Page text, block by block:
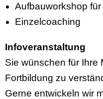
Aufbauworkshop
Einzelcoaching
Infoveranstaltung
Sie wünschen für Ihre
Fortbildung zu
Gerne entwickeln wir